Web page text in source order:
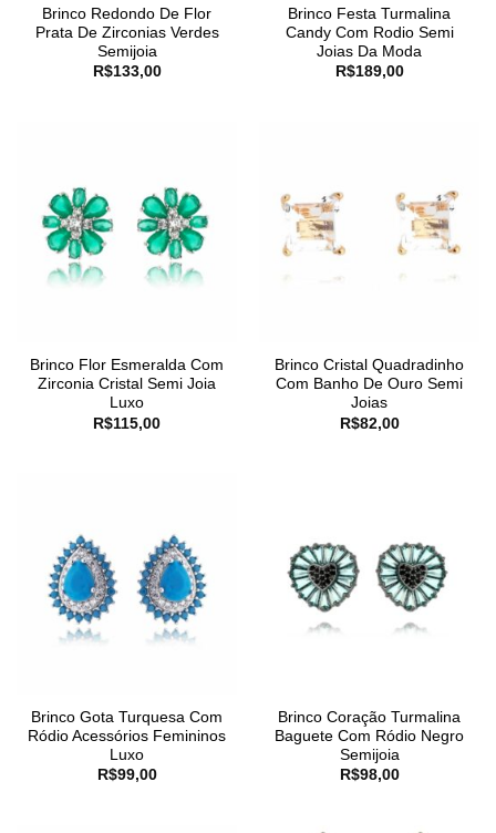
Brinco Redondo De Flor
Prata De Zirconias Verdes
Semijoia
R$133,00
Brinco Festa Turmalina
Candy Com Rodio Semi
Joias Da Moda
R$189,00
Brinco Flor Esmeralda Com
Zirconia Cristal Semi Joia
Luxo
R$115,00
Brinco Cristal Quadradinho
Com Banho De Ouro Semi
Joias
R$82,00
Brinco Gota Turquesa Com
Ródio Acessórios Femininos
Luxo
R$99,00
Brinco Coração Turmalina
Baguete Com Ródio Negro
Semijoia
R$98,00